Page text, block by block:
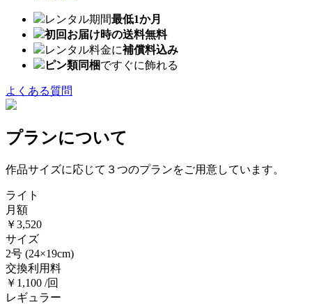
レンタル期間最低1か月
初回お届け時の送料無料
レンタル料金に補償料込み
ピン類同梱ですぐに飾れる
よくある質問
プランについて
作品サイズに応じて３つのプランをご用意しています。
ライト
月額
￥3,520
サイズ
2号 (24×19cm)
交換利用料
￥1,100 /回
レギュラー